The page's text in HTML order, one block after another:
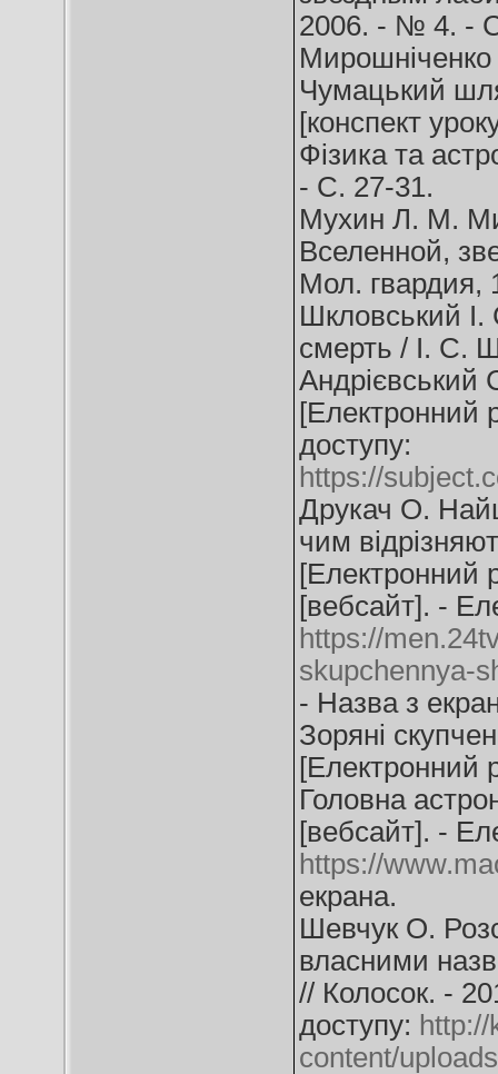
2006. - № 4. -
Чумацький
[конспект
Фізика та
- С. 27-31.
Мухин Л. М.
Вселенной,
Мол. гвардия,
Шкловський І.
смерть / І. С.
Андрієвський
[Електронний
доступу:
https://
Друкач О.
чим
[Електронний
[вебсайт]. -
https://
skupchennya-
- Назва з
Зоряні
[Електронний
Головна
[вебсайт]. -
https://
екрана.
Шевчук О.
власними
// Колосок. -
доступу:
content/